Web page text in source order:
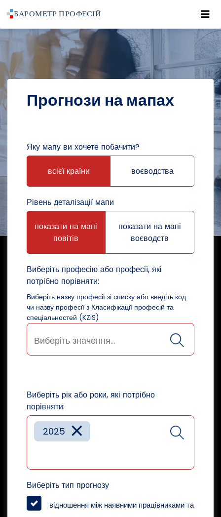
POWRÓT DO STRONY GŁÓWNEJ
ПРОГНОЗИ ПРОГНОЗИ НА МАПАХ
Прогнози на мапах
Яку мапу ви хочете побачити?
всієї країни воєводства
Рівень деталізації мапи
показати на мапі
повітів
показати на мапі
воєводств
Виберіть професію або професії, які
потрібно порівняти:
Виберіть назву професії зі списку або введіть код
чи назву професії з Класифікації професій та
спеціальностей (KZiS)
Виберіть рік або роки, які потрібно
порівняти:
×
2025
Виберіть тип прогнозу
відношення між наявними працівниками та